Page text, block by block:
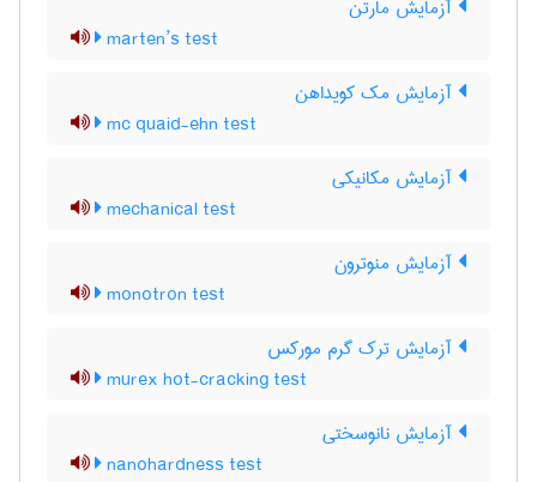
آزمایش مارتن
marten’s test
آزمایش مک کویداهن
mc quaid-ehn test
آزمایش مکانیکی
mechanical test
آزمایش منوترون
monotron test
آزمایش ترک گرم مورکس
murex hot-cracking test
آزمایش نانوسختی
nanohardness test